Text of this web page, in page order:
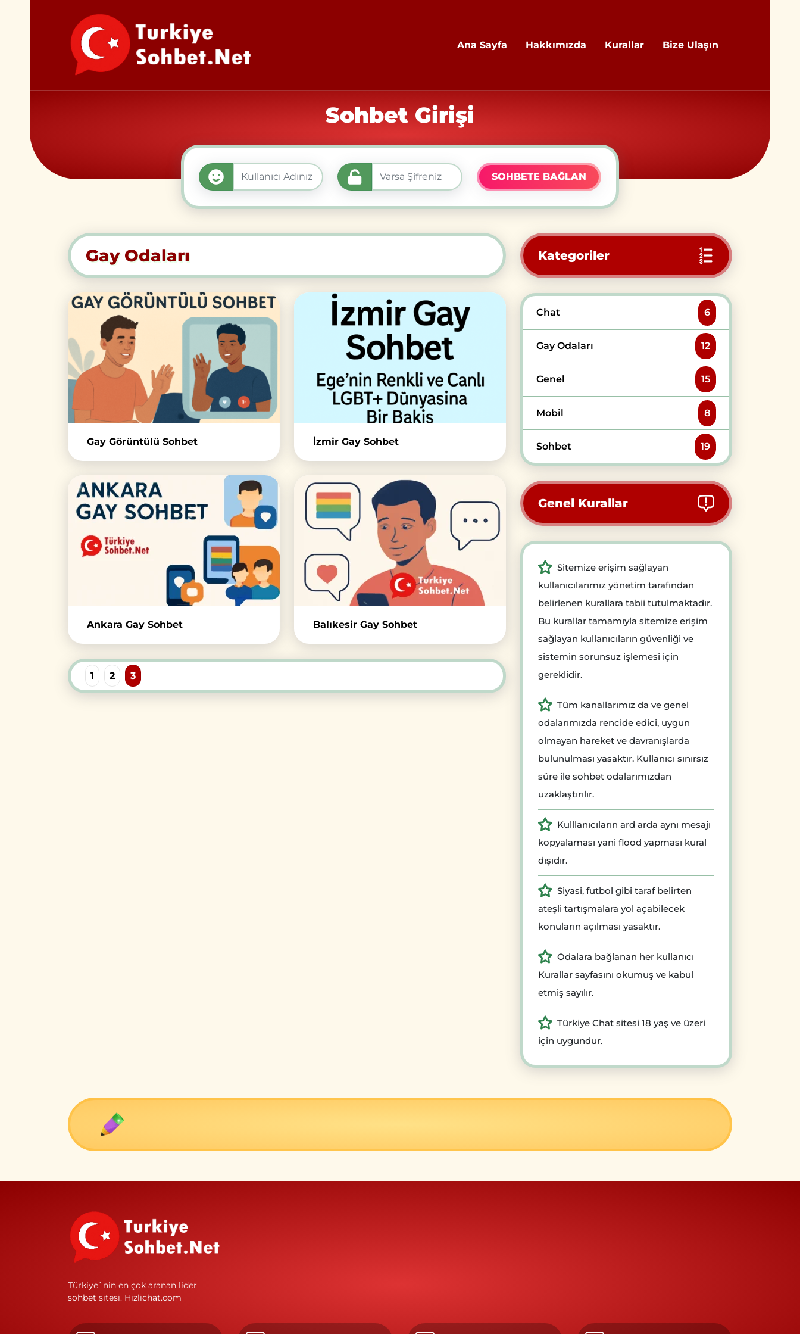
Ana Sayfa Hakkımızda Kurallar Bize Ulaşın
Sohbet Girişi
SOHBETE BAĞLAN
Gay Odaları
Gay Görüntülü Sohbet İzmir Gay Sohbet
Ankara Gay Sohbet Balıkesir Gay Sohbet
1 2 3
Kategoriler
Chat 6
Gay Odaları 12
Genel 15
Mobil 8
Sohbet 19
Genel Kurallar
Sitemize erişim sağlayan
kullanıcılarımız yönetim tarafından
belirlenen kurallara tabii tutulmaktadır.
Bu kurallar tamamıyla sitemize erişim
sağlayan kullanıcıların güvenliği ve
sistemin sorunsuz işlemesi için
gereklidir.
Tüm kanallarımız da ve genel
odalarımızda rencide edici, uygun
olmayan hareket ve davranışlarda
bulunulması yasaktır. Kullanıcı sınırsız
süre ile sohbet odalarımızdan
uzaklaştırılır.
Kulllanıcıların ard arda aynı mesajı
kopyalaması yani flood yapması kural
dışıdır.
Siyasi, futbol gibi taraf belirten
ateşli tartışmalara yol açabilecek
konuların açılması yasaktır.
Odalara bağlanan her kullanıcı
Kurallar sayfasını okumuş ve kabul
etmiş sayılır.
Türkiye Chat sitesi 18 yaş ve üzeri
için uygundur.
Türkiye`nin en çok aranan lider
sohbet sitesi. Hizlichat.com